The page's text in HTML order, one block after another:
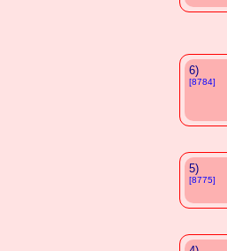
6)
[8784]
5)
[8775]